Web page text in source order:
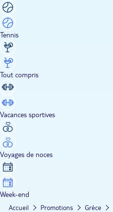
Tennis
Tout compris
Vacances sportives
Voyages de noces
Week-end
Accueil Promotions Grèce